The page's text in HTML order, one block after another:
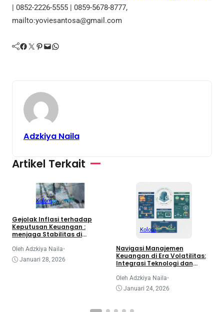
| 0852-2226-5555 | 0859-5678-8777,
mailto:yoviesantosa@gmail.com
Facebook Twitter Pinterest Mail WhatsApp
Adzkiya Naila
Artikel Terkait
Kolom
Gejolak Inflasi terhadap
Keputusan Keuangan :
menjaga Stabilitas di
pada UMKM
Oleh Adzkiya Naila•
Januari 28, 2026
Kolom
Navigasi Manajemen
Keuangan di Era Volatilitas:
Integrasi Teknologi dan
Oleh Adzkiya Naila•
Januari 24, 2026